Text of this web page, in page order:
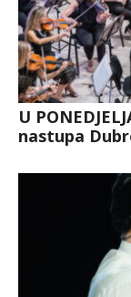
U
nastupa